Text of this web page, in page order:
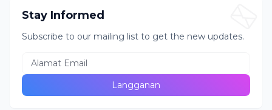
Stay Informed
Subscribe to our mailing list to get the new updates.